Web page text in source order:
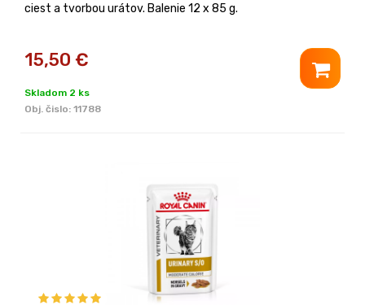
ciest a tvorbou urátov. Balenie 12 x 85 g.
15,50 €
Skladom 2 ks
Obj. čislo: 11788